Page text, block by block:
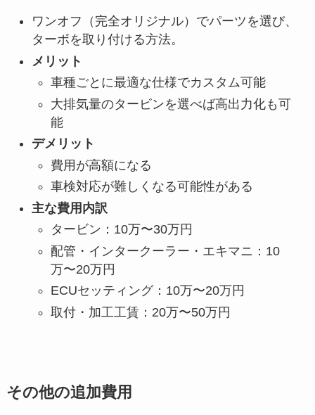
ワンオフ（完全オリジナル）でパーツを選び、
ターボを取り付ける方法。
メリット
車種ごとに最適な仕様でカスタム可能
大排気量のタービンを選べば高出力化も可
能
デメリット
費用が高額になる
車検対応が難しくなる可能性がある
主な費用内訳
タービン：10万〜30万円
配管・インタークーラー・エキマニ：10
万〜20万円
ECUセッティング：10万〜20万円
取付・加工工賃：20万〜50万円
その他の追加費用